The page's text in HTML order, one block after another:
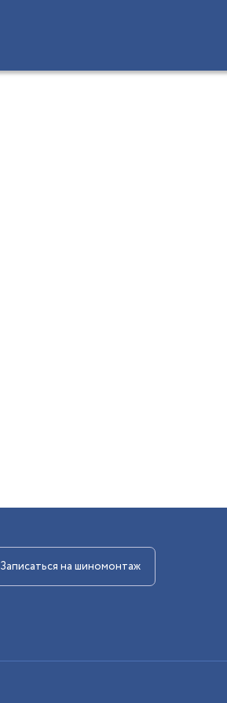
Записаться на шиномонтаж